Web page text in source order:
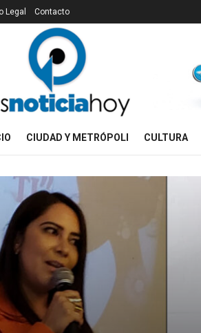
Legal Contacto
CIUDAD Y METRÓPOLI CULTURA